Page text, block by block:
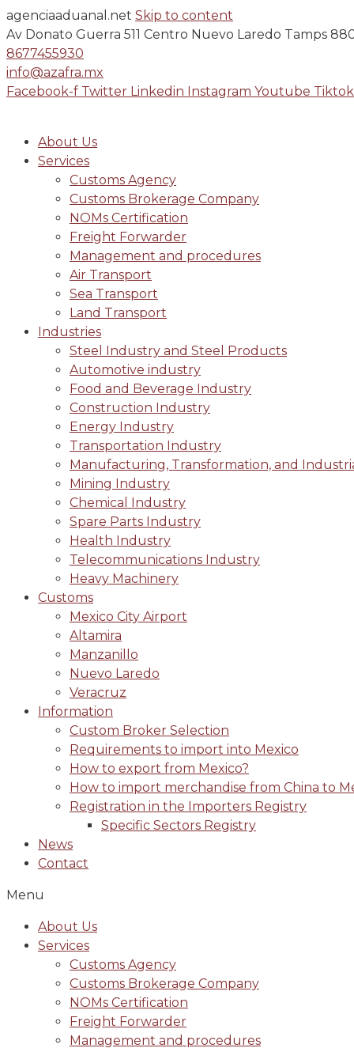
agenciaaduanal.net Skip to content
Av Donato Guerra 511 Centro Nuevo Laredo Tamps
8677455930
info@azafra.mx
Facebook-f Twitter Linkedin Instagram Youtube Tiktok
About Us
Services
Customs Agency
Customs Brokerage Company
NOMs Certification
Freight Forwarder
Management and procedures
Air Transport
Sea Transport
Land Transport
Industries
Steel Industry and Steel Products
Automotive industry
Food and Beverage Industry
Construction Industry
Energy Industry
Transportation Industry
Manufacturing, Transformation, and
Mining Industry
Chemical Industry
Spare Parts Industry
Health Industry
Telecommunications Industry
Heavy Machinery
Customs
Mexico City Airport
Altamira
Manzanillo
Nuevo Laredo
Veracruz
Information
Custom Broker Selection
Requirements to import into Mexico
How to export from Mexico?
How to import merchandise from China to
Registration in the Importers Registry
Specific Sectors Registry
News
Contact
Menu
About Us
Services
Customs Agency
Customs Brokerage Company
NOMs Certification
Freight Forwarder
Management and procedures